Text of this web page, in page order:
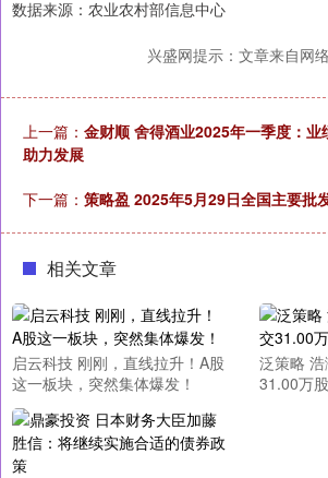
数据来源：农业农村部信息中心
兴盛网提示：文章来自网
上一篇： 金财顺 舍得酒业2025年一季度：业
助力发展
下一篇： 策略盈 2025年5月29日全国主要批
相关文章
启云科技 刚刚，直线拉升！A股
这一板块，突然集体爆发！
泛策略
31.00万